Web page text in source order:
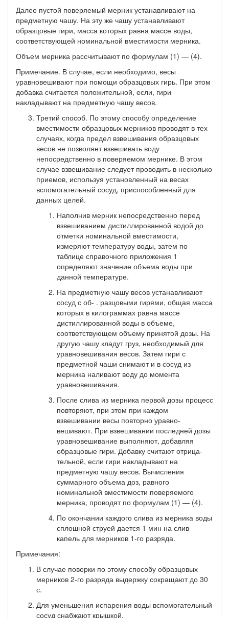
Далее пустой поверяемый мерник устанавливают на
предмет­ную чашу. На эту же чашу устанавливают
образцовые гири, масса которых равна массе воды,
соответствующей номинальной вме­стимости мерника.
Объем мерника рассчитывают по формулам (1) — (4).
Примечание. В случае, если необходимо, весы
уравновешивают при помощи образцовых гирь. При этом
добавка считается положительной, если, гири
накладывают на предметную чашу весов.
Третий способ. По этому способу определение
вместимо­сти образцовых мерников проводят в тех
случаях, когда предел взвешивания образцовых
весов не позволяет взвешивать воду
непосредственно в поверяемом мернике. В этом
случае взвешива­ние следует проводить в несколько
приемов, используя установ­ленный на весах
вспомогательный сосуд, приспособленный для
данных целей.
Наполнив мерник непосредственно перед
взвешиванием дистиллированной водой до
отметки номинальной вместимости,
измеряют температуру воды, затем по
таблице справочного при­ложения 1
определяют значение объема воды при
данной темпе­ратуре.
На предметную чашу весов устанавливают
сосуд с об- . разцовыми гирями, общая масса
которых в килограммах равна массе
дистиллированной воды в объеме,
соответствующем объему принятой дозы. На
другую чашу кладут груз, необходимый для
уравновешивания весов. Затем гири с
предметной чаши снимают и в сосуд из
мерника наливают воду до момента
уравновеши­вания.
После слива из мерника первой дозы процесс
повто­ряют, при этом при каждом
взвешивании весы повторно уравно­
вешивают. При взвешивании последней дозы
уравновешивание выполняют, добавляя
образцовые гири. Добавку считают отрица­
тельной, если гири накладывают на
предметную чашу весов. Вы­числения
суммарного объема доз, равного
номинальной вмести­мости поверяемого
мерника, проводят по формулам (1) — (4).
По окончании каждого слива из мерника воды
сплош­ной струей дается 1 мин на слив
капель для мерников 1-го раз­ряда.
Примечания:
В случае поверки по этому способу образцовых
мерников 2-го разряда выдержку сокращают до 30
с.
Для уменьшения испарения воды вспомогательный
сосуд снабжают крышкой.